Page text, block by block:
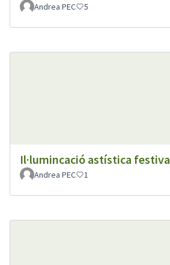
Andrea PEC 5
Il·lumincació astística festiva
Andrea PEC
1